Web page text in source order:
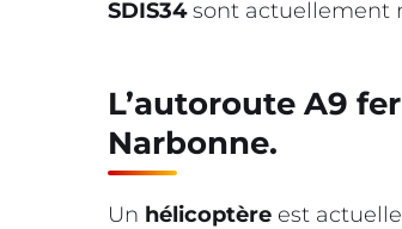
SDIS34sont actuellement
L’autoroute A9
Narbonne.
Un hélicoptère est